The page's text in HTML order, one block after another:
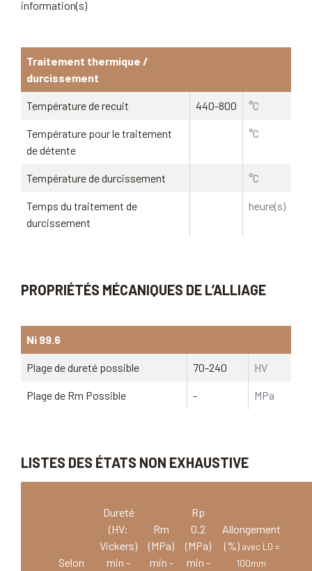
information(s)
Traitement thermique /
durcissement
Température de recuit 440-800 °C
Température pour le traitement
de détente
°C
Température de durcissement °C
Temps du traitement de
durcissement
heure(s)
PROPRIÉTÉS MÉCANIQUES DE L’ALLIAGE
Ni 99.6
Plage de dureté possible 70-240 HV
Plage de Rm Possible - MPa
LISTES DES ÉTATS NON EXHAUSTIVE
Selon
Dureté
(HV:
Vickers)
min -
Rm
(MPa)
min -
Rp
0.2
(MPa)
min -
Allongement
(%) avec L0 =
100mm